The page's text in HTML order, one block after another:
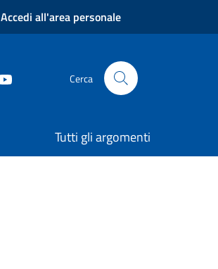
Accedi all'area personale
Cerca
Tutti gli argomenti